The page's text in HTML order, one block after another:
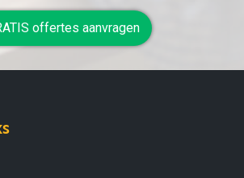
offertes aanvragen